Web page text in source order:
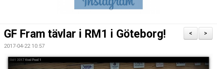
>
<
GF Fram tävlar i RM1 i Göteborg!
2017-04-22 10:57